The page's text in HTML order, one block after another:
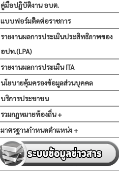
คู่มือปฏิบัติงาน อบต.
แบบฟอร์มติดต่อราชการ
รายงานผลการประเมินประสิทธิภาพของ
อปท.(LPA)
รายงานผลการประเมิน ITA
นโยบายคุ้มครองข้อมูลส่วนบุคคล
บริการประชาชน
รวมกฏหมายท้องถิ่น +
มาตรฐานกำหนดตำแหน่ง +